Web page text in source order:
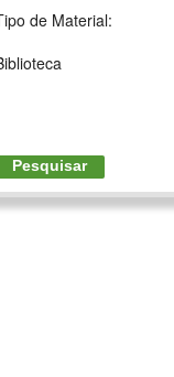
de Material:
Pesquisar